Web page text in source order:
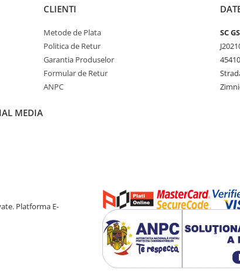
CLIENTI
Metode de Plata
Politica de Retur
Garantia Produselor
Formular de Retur
ANPC
SC
MEDIA
Platforma E-